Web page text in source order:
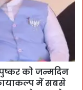
को जन्मदिन
में सबसे